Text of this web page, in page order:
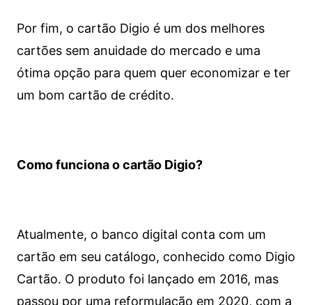
Por fim, o cartão Digio é um dos melhores
cartões sem anuidade do mercado e uma
ótima opção para quem quer economizar e ter
um bom cartão de crédito.
Como funciona o cartão Digio?
Atualmente, o banco digital conta com um
cartão em seu catálogo, conhecido como Digio
Cartão. O produto foi lançado em 2016, mas
passou por uma reformulação em 2020, com a